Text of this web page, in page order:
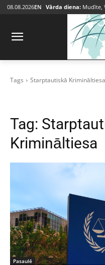
08.08.2026EN Vārda diena: Mudīte,
Tags Starptautiskā Krimināltiesa
Tag:
Krimināltiesa
Pasaulē